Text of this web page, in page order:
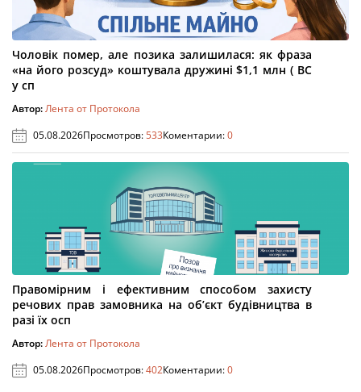
Чоловік помер, але позика залишилася: як фраза
«на його розсуд» коштувала дружині $1,1 млн ( ВС
у сп
Автор:Лента от Протокола
05.08.2026Просмотров:533Коментарии:0
Правомірним і ефективним способом захисту
речових прав замовника на об’єкт будівництва в
разі їх осп
Автор:Лента от Протокола
05.08.2026Просмотров:402Коментарии:0